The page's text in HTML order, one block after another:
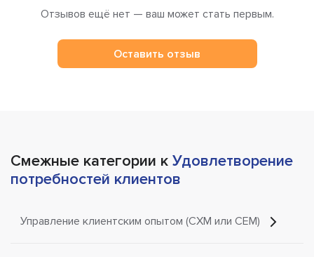
Отзывов ещё нет — ваш может стать первым.
Оставить отзыв
Смежные категории к Удовлетворение
потребностей клиентов
Управление клиентским опытом (CXM или CEM)